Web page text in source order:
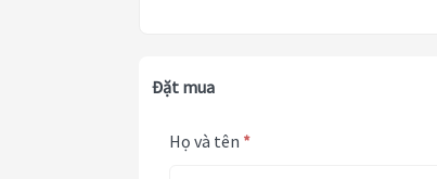
Đặt mua
Họ và tên *